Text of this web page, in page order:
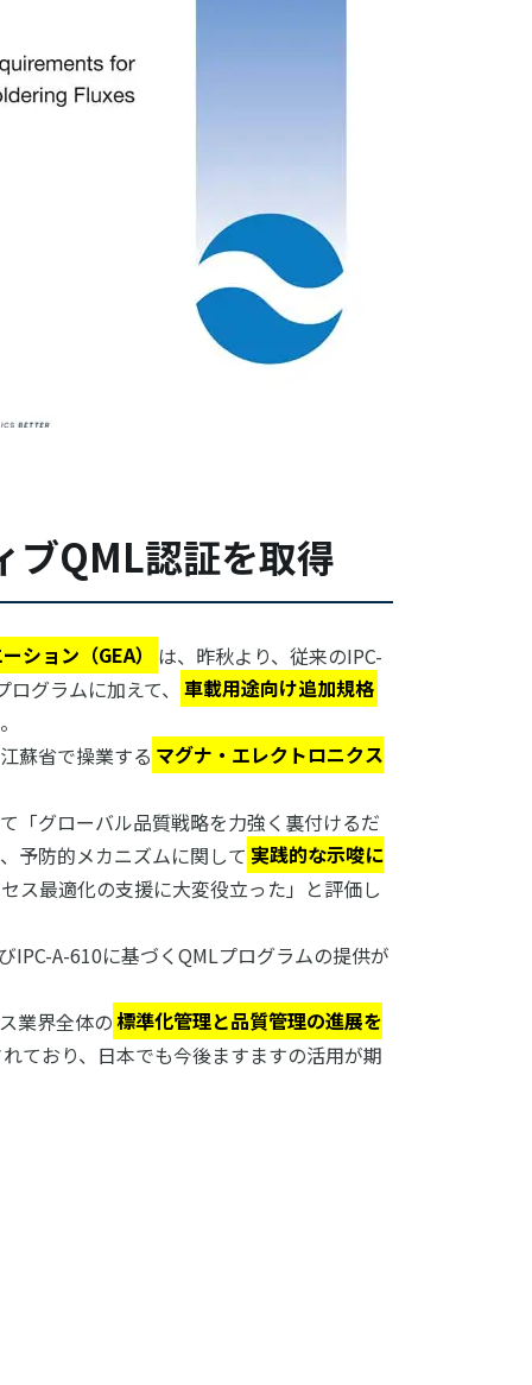
ブQML認証を取得
ション（GEA）
は、昨秋より、従来のIPC-
グラムに加えて、 車載用途向け追加規格
蘇省で操業する マグナ・エレクトロニクス
「グローバル品質戦略を力強く裏付けるだ
予防的メカニズムに関して 実践的な示唆に
ス最適化の支援に大変役立った」と評価し
A-610に基づくQMLプログラムの提供が
業界全体の標準化管理と品質管理の進展を
ており、日本でも今後ますますの活用が期